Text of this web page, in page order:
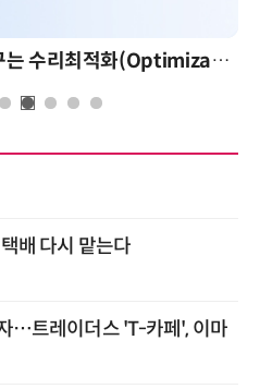
AI 시대의 의사결정을 바꾸는 수리최적화(Optimization): 실제 산업 적용 사례와 활용 전략
배 다시 맡는다
…트레이더스 'T-카페', 이마